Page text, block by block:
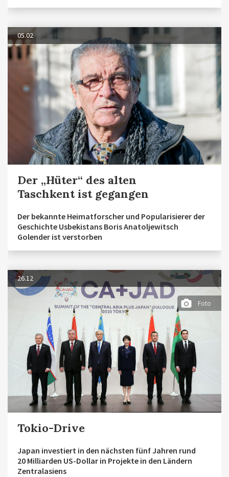
05.02
Der „Hüter“ des alten
Taschkent ist gegangen
Der bekannte Heimatforscher und Popularisierer der
Geschichte Usbekistans Boris Anatoljewitsch
Golender ist verstorben
26.12
Foto
Tokio-Drive
Japan investiert in den nächsten fünf Jahren rund
20 Milliarden US-Dollar in Projekte in den Ländern
Zentralasiens